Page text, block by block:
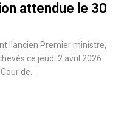
attendue le 30
l’ancien Premier ministre,
ce jeudi 2 avril 2026
de…